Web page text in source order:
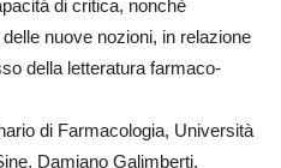
di critica, nonché
nuove nozioni, in relazione
della letteratura farmaco-
di Farmacologia, Università
Damiano Galimberti,